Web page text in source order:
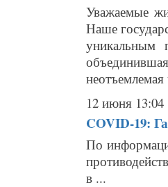
Уважаемые
Наше
уникальным
неотъемлемая
12 июня 13:04
COVID-19:
По
в ...